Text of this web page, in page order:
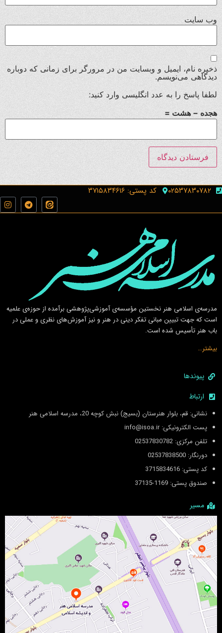
وب‌ سایت
ذخیره نام، ایمیل و وبسایت من در مرورگر برای زمانی که دوباره
دیدگاهی می‌نویسم.
لطفا پاسخ را به عدد انگلیسی وارد کنید:
هجده − هشت =
۰۲۵۳۷۸۳۰۷۸۲ کد پستی: ۳۷۱۵۸۳۴۶۱۶
مدرسه‌ی اسلامى هنر نخستين مؤسسه‌ی آموزشى‌پژوهشى برآمده از حوزه‌ی علميه
است كه جهت تبيين مبانى تفكر دينى در هنر و نيز آموزش‌هاى نظرى و عملى در
باب هنر تأسيس شده است.
بیشتر…
پیوندها
ارتباط
نشانی: قم، بلوار هنرستان (بسیج) نبش کوچه 20، مدرسه اسلامی هنر
پست الکترونیکی: info@isoa.ir
تلفن مرکزی: 02537830782
دورنگار: 02537838500
کد پستی: 3715834616
صندوق پستی: 1169-37135
مسیر